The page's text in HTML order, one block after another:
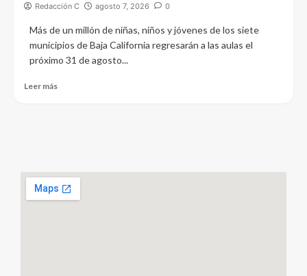
Redacción C agosto 7, 2026 0
Más de un millón de niñas, niños y jóvenes de los siete
municipios de Baja California regresarán a las aulas el
próximo 31 de agosto...
Leer más